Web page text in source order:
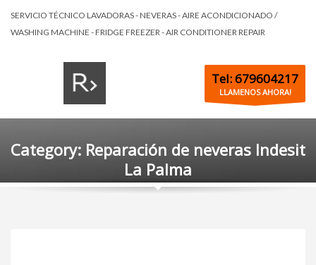
SERVICIO TÉCNICO LAVADORAS - NEVERAS - AIRE ACONDICIONADO /
WASHING MACHINE - FRIDGE FREEZER - AIR CONDITIONER REPAIR
Tel: 679604217
LLAMENOS AHORA!
Category: Reparación de neveras Indesit
La Palma